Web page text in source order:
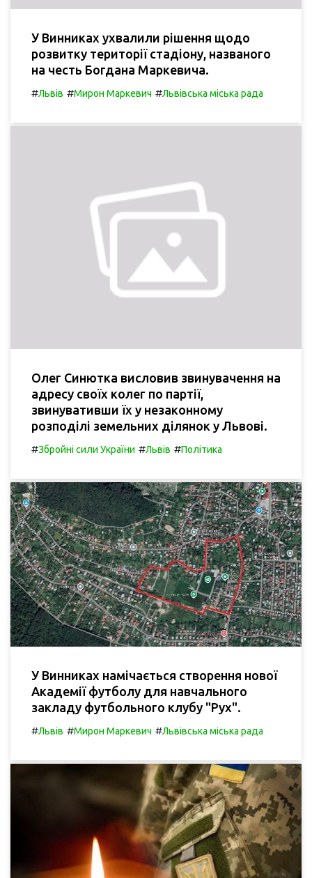
У Винниках ухвалили рішення щодо
розвитку території стадіону, названого
на честь Богдана Маркевича.
#Львів #Мирон Маркевич #Львівська міська рада
Олег Синютка висловив звинувачення на
адресу своїх колег по партії,
звинувативши їх у незаконному
розподілі земельних ділянок у Львові.
#Збройні сили України #Львів #Політика
У Винниках намічається створення нової
Академії футболу для навчального
закладу футбольного клубу "Рух".
#Львів #Мирон Маркевич #Львівська міська рада